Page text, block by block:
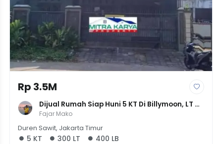
Rp 3.5M
Dijual Rumah Siap Huni 5 KT Di Billymoon, LT
300m² LB 400m² - SHM - Harga 3.5M
Fajar Mako
Duren Sawit, Jakarta Timur
5 KT 300 LT 400 LB